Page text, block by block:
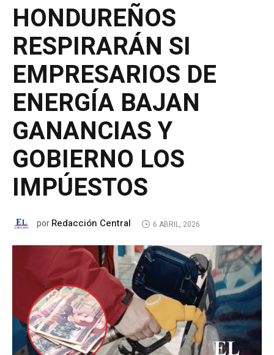
HONDUREÑOS
RESPIRARÁN SI
EMPRESARIOS DE
ENERGÍA BAJAN
GANANCIAS Y
GOBIERNO LOS
IMPÚESTOS
porRedacción Central 6 ABRIL, 2026